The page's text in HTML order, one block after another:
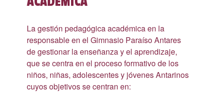
La gestión pedagógica académica en la
responsable en el Gimnasio Paraíso Antares
de gestionar la enseñanza y el aprendizaje,
que se centra en el proceso formativo de los
niños, niñas, adolescentes y jóvenes Antarinos
cuyos objetivos se centran en: